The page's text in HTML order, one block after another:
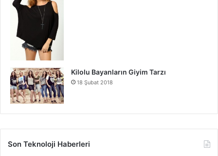
Kilolu Bayanların Giyim Tarzı
18 Şubat 2018
Son Teknoloji Haberleri